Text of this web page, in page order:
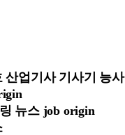
산업기사 기사기 능사
뉴스 job origin